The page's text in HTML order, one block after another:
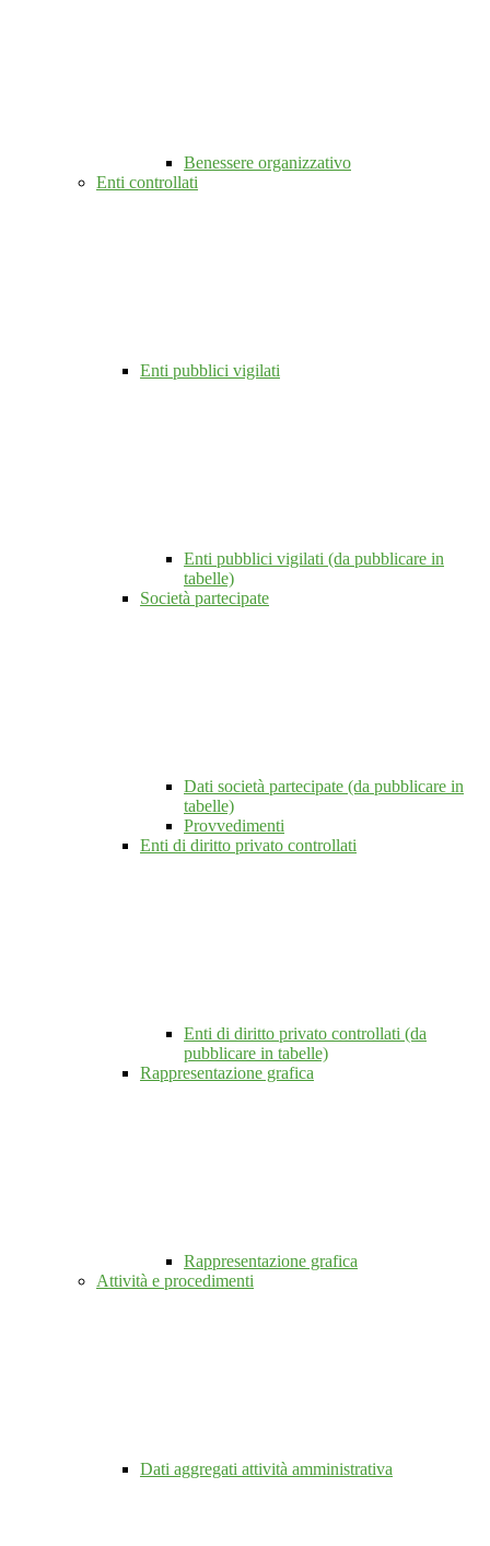
Benessere organizzativo
Enti controllati
Enti pubblici vigilati
Enti pubblici vigilati (da pubblicare in
tabelle)
Società partecipate
Dati società partecipate (da pubblicare in
tabelle)
Provvedimenti
Enti di diritto privato controllati
Enti di diritto privato controllati (da
pubblicare in tabelle)
Rappresentazione grafica
Rappresentazione grafica
Attività e procedimenti
Dati aggregati attività amministrativa